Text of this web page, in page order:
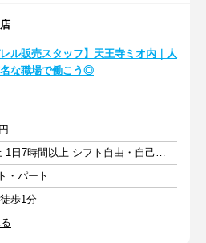
レル販売スタッフ】天王寺ミオ内｜人
な職場で働こう◎
週4日以上 1日7時間以上 シフト自由・自己申告
・パート
歩1分